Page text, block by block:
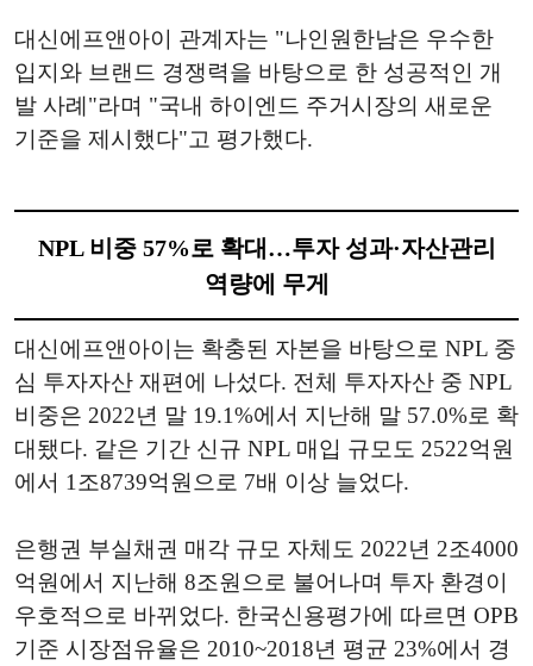
대신에프앤아이 관계자는 "나인원한남은 우수한
입지와 브랜드 경쟁력을 바탕으로 한 성공적인 개
발 사례"라며 "국내 하이엔드 주거시장의 새로운
기준을 제시했다"고 평가했다.
NPL 비중 57%로 확대…투자 성과·자산관리
역량에 무게
대신에프앤아이는 확충된 자본을 바탕으로 NPL 중
심 투자자산 재편에 나섰다. 전체 투자자산 중 NPL
비중은 2022년 말 19.1%에서 지난해 말 57.0%로 확
대됐다. 같은 기간 신규 NPL 매입 규모도 2522억원
에서 1조8739억원으로 7배 이상 늘었다.
은행권 부실채권 매각 규모 자체도 2022년 2조4000
억원에서 지난해 8조원으로 불어나며 투자 환경이
우호적으로 바뀌었다. 한국신용평가에 따르면 OPB
기준 시장점유율은 2010~2018년 평균 23%에서 경